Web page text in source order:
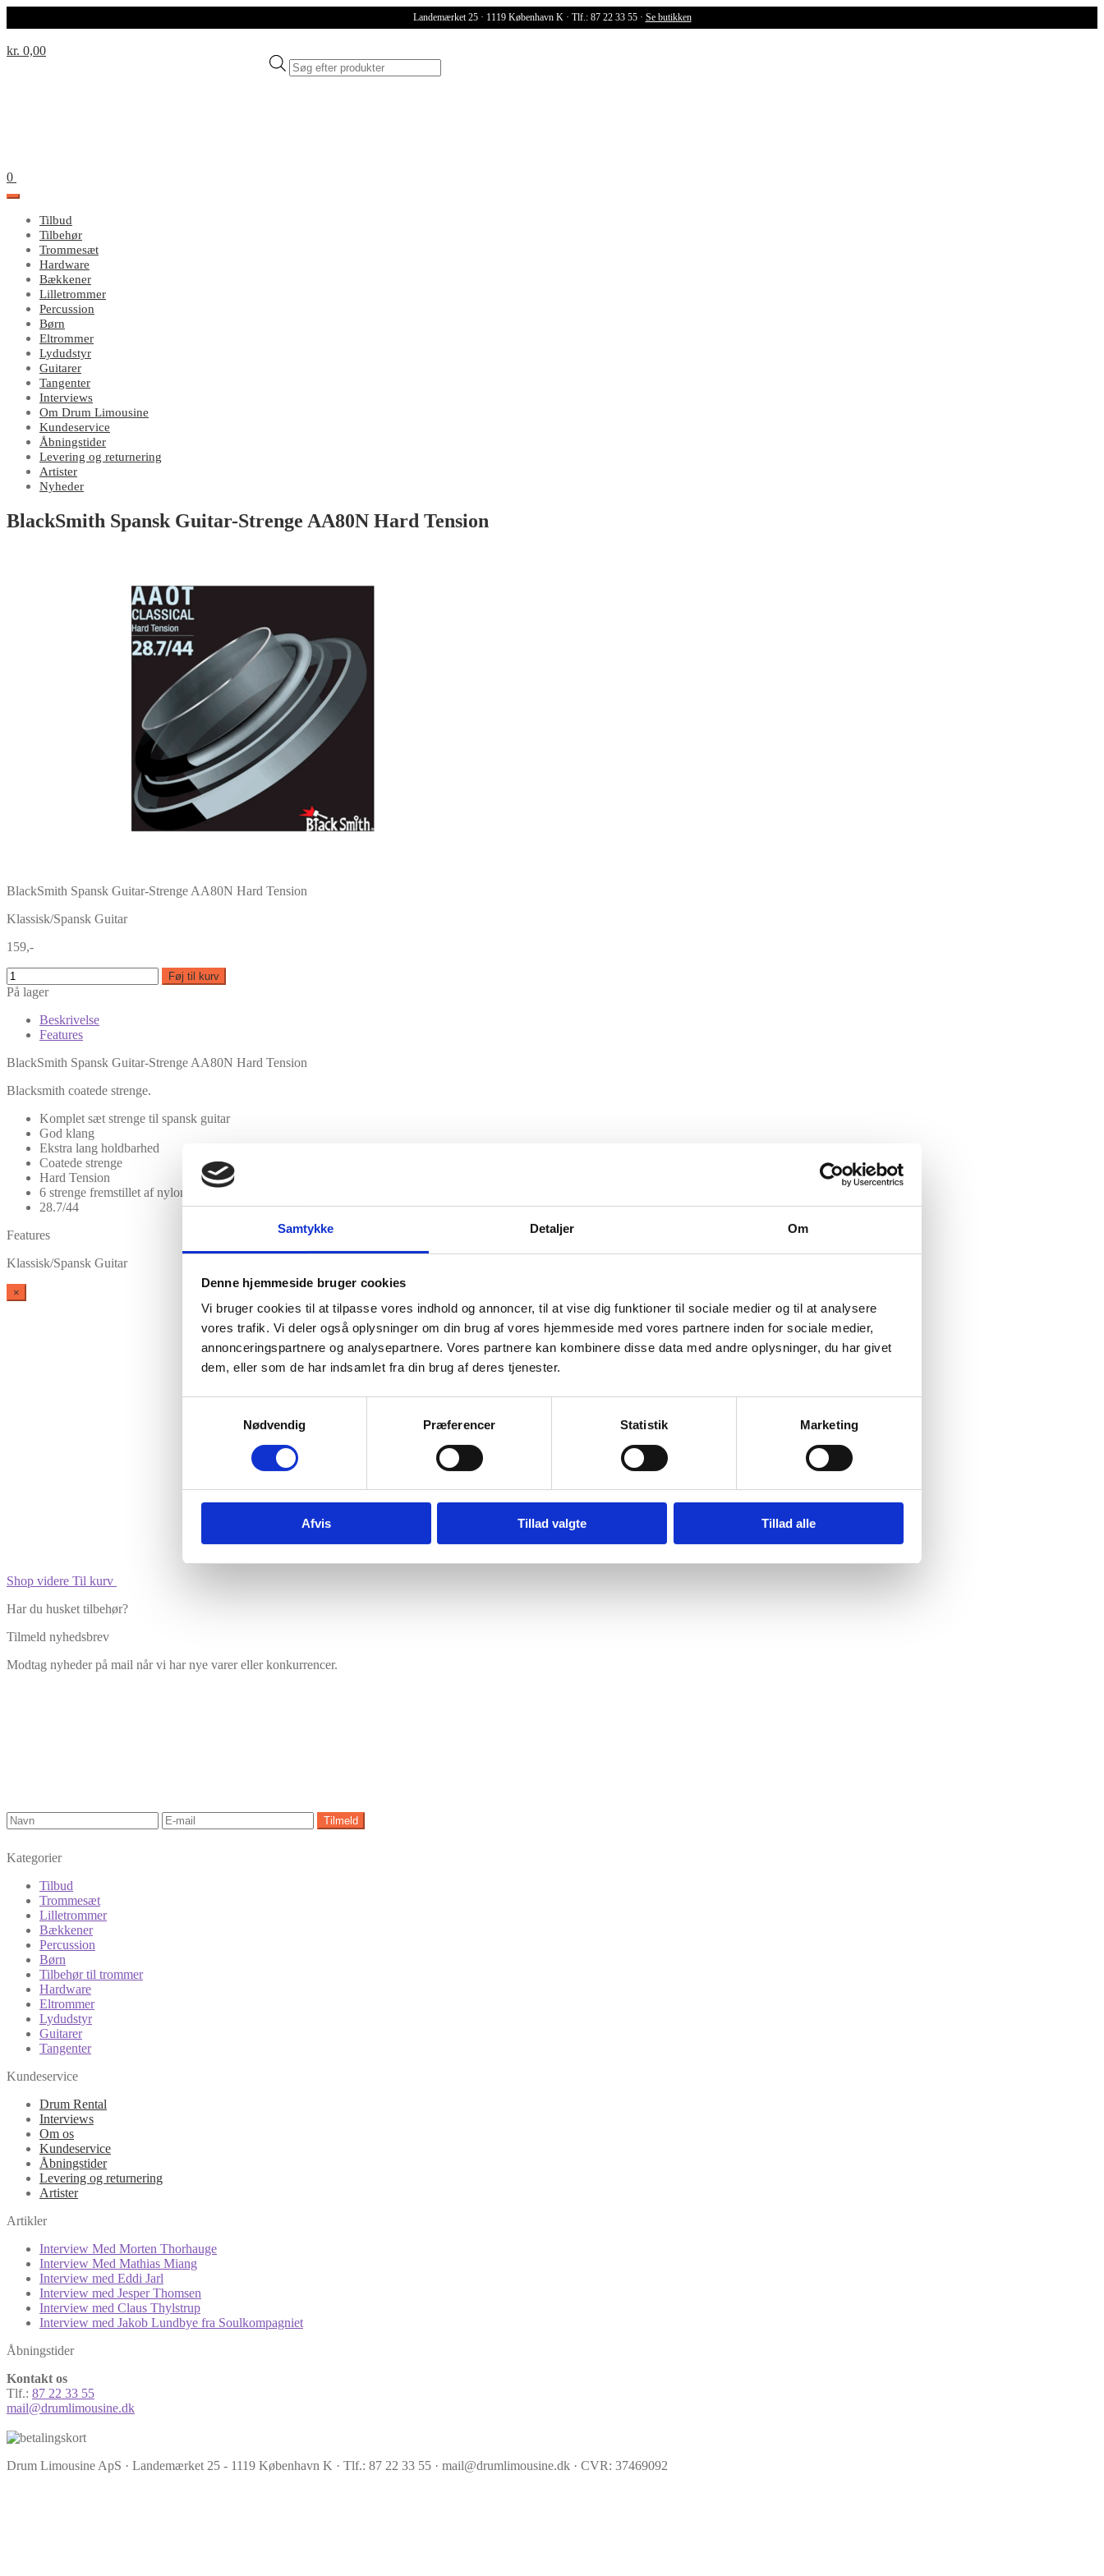
Samtykke Detaljer Om
Denne hjemmeside bruger cookies
Vi bruger cookies til at tilpasse vores indhold og annoncer, til at vise dig funktioner til sociale medier og til at analysere
vores trafik. Vi deler også oplysninger om din brug af vores hjemmeside med vores partnere inden for sociale medier,
annonceringspartnere og analysepartnere. Vores partnere kan kombinere disse data med andre oplysninger, du har givet
dem, eller som de har indsamlet fra din brug af deres tjenester.
Nødvendig
Præferencer Statistik Marketing
Afvis Tillad valgte Tillad alle
Landemærket 25 · 1119 København K · Tlf.: 87 22 33 55 · Se butikken
Products
search
kr. 0,00
0
Tilbud
Tilbehør
Trommesæt
Hardware
Bækkener
Lilletrommer
Percussion
Børn
Eltrommer
Lydudstyr
Guitarer
Tangenter
Interviews
Om Drum Limousine
Kundeservice
Åbningstider
Levering og returnering
Artister
Nyheder
BlackSmith Spansk Guitar-Strenge AA80N Hard Tension
BlackSmith Spansk Guitar-Strenge AA80N Hard Tension
Klassisk/Spansk Guitar
159,-
Føj til kurv
På lager
Beskrivelse
Features
BlackSmith Spansk Guitar-Strenge AA80N Hard Tension
Blacksmith coatede strenge.
Komplet sæt strenge til spansk guitar
God klang
Ekstra lang holdbarhed
Coatede strenge
Hard Tension
6 strenge fremstillet af nylon og sølvbelagt kobber
28.7/44
Features
Klassisk/Spansk Guitar
×
Shop videre Til kurv
Har du husket tilbehør?
Tilmeld nyhedsbrev
Modtag nyheder på mail når vi har nye varer eller konkurrencer.
Kategorier
Tilbud
Trommesæt
Lilletrommer
Bækkener
Percussion
Børn
Tilbehør til trommer
Hardware
Eltrommer
Lydudstyr
Guitarer
Tangenter
Kundeservice
Drum Rental
Interviews
Om os
Kundeservice
Åbningstider
Levering og returnering
Artister
Artikler
Interview Med Morten Thorhauge
Interview Med Mathias Miang
Interview med Eddi Jarl
Interview med Jesper Thomsen
Interview med Claus Thylstrup
Interview med Jakob Lundbye fra Soulkompagniet
Åbningstider
Kontakt os
Tlf.: 87 22 33 55
mail@drumlimousine.dk
Drum Limousine ApS · Landemærket 25 - 1119 København K · Tlf.: 87 22 33 55 · mail@drumlimousine.dk · CVR: 37469092